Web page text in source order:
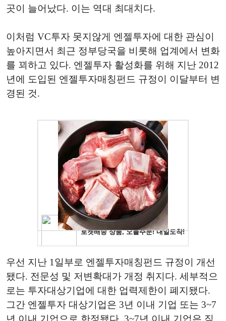
곳이 늘어났다. 이는 역대 최대치다.
이처럼 VC투자 못지않게 엔젤투자에 대한 관심이
높아지면서 최근 정부당국을 비롯해 업계에서 변화
를 꾀하고 있다. 엔젤투자 활성화를 위해 지난 2012
년에 도입된 엔젤투자매칭펀드 규정이 이달부터 변
경된 것.
우선 지난 1일부로 엔젤투자매칭펀드 규정이 개선
됐다. 전문성 및 저변확대가 개정 취지다. 세부적으
로는 투자대상기업에 대한 업력제한이 폐지됐다.
그간 엔젤투자 대상기업은 3년 이내 기업 또는 3~7
년 이내 기업으로 한정됐다. 3~7년 이내 기업은 직